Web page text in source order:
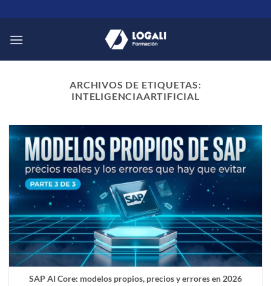
al
contenido
ARCHIVOS DE ETIQUETAS:
INTELIGENCIAARTIFICIAL
SAP AI Core: modelos propios, precios y errores en 2026